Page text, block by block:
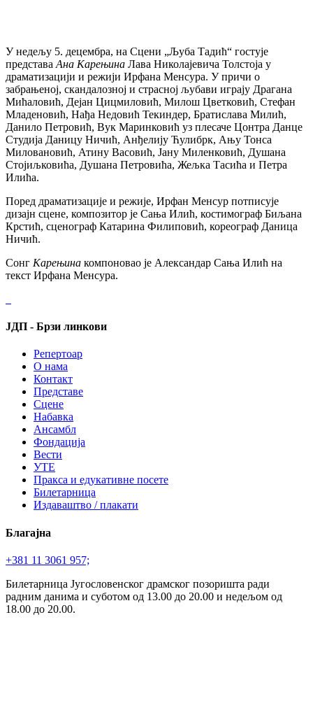
У недељу 5. децембра, на Сцени „Љуба Тадић“ гостује
представа Ана Карењина Лава Николајевича Толстоја у
драматизацији и режији Ирфана Менсура. У причи о
забрањеној, скандалозној и страсној љубави играју Драгана
Мићаловић, Дејан Цицмиловић, Милош Цветковић, Стефан
Младеновић, Нађа Недовић Текиндер, Братислава Милић,
Данило Петровић, Вук Маринковић уз плесаче Цонтра Данце
Студија Даницу Ничић, Анђелију Ћулибрк, Ању Тонса
Миловановић, Атину Васовић, Јану Миленковић, Душана
Стојиљковића, Душана Петровића, Жељка Тасића и Петра
Илића.
Поред драматизације и режије, Ирфан Менсур потписује
дизајн сцене, композитор је Сања Илић, костимограф Биљана
Крстић, сценограф Катарина Филиповић, кореограф Даница
Ничић.
Сонг Карењина компоновао је Александар Сања Илић на
текст Ирфана Менсура.
ЈДП - Брзи линкови
Репертоар
О нама
Контакт
Представе
Сцене
Набавка
Ансамбл
Фондација
Вести
УТЕ
Пракса и едукативне посете
Билетарница
Издаваштво / плакати
Благајна
+381 11 3061 957;
Билетарница Југословенског драмског позоришта ради
радним данима и суботом од 13.00 до 20.00 и недељом од
18.00 до 20.00.